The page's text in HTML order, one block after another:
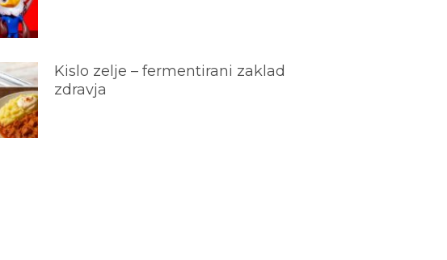
Kislo zelje – fermentirani zaklad
zdravja